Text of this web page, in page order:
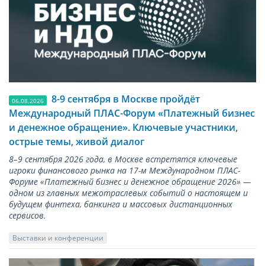
06.08.2026
8-9 сентября в Москве пройдёт
Международный ПЛАС-Форум «Платежный бизнес
и денежное обращение». Ключевые участники,
острые темы, живой диалог
8–9 сентября 2026 года, в Москве встретятся ключевые
игроки финансового рынка на 17-м Международном ПЛАС-
Форуме «Платежный бизнес и денежное обращение 2026» —
одном из главных межотраслевых событий о настоящем и
будущем финтеха, банкинга и массовых дистанционных
сервисов.
Выставки и конференции